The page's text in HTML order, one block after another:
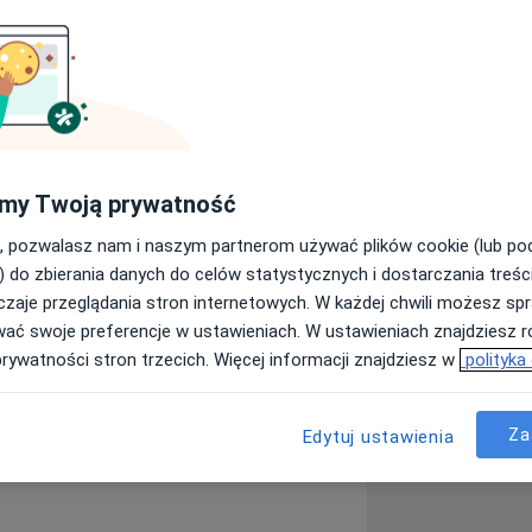
dentystycznego Uniwersytetu
Swoje zainteresowania
Stosuje najnowsze
uwagę zarówno na
zębów. Oprócz doświadczenia
co przekłada się na zadowolenie
dla niej dobra komunikacja oraz
w trakcie wizyty.
od A do Z.
korzeniowych oraz powtórne
Witkowscy Dental
Twoją prywatność
pozwalasz nam i naszym partnerom używać plików cookie (lub
do zbierania danych do celów statystycznych i dostarczania
przeglądania stron internetowych. W każdej chwili możesz
swoje preferencje w ustawieniach. W ustawieniach znajdziesz
stron trzecich. Więcej informacji znajdziesz w polityka
Edytuj ustawienia